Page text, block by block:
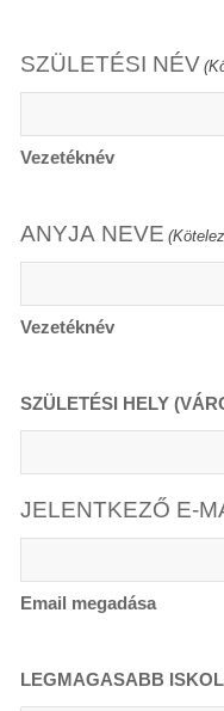
SZÜLETÉSI NÉV
Vezetéknév
ANYJA NEVE
Vezetéknév
SZÜLETÉSI HELY
JELENTKEZŐ E-
Email megadása
LEGMAGASABB